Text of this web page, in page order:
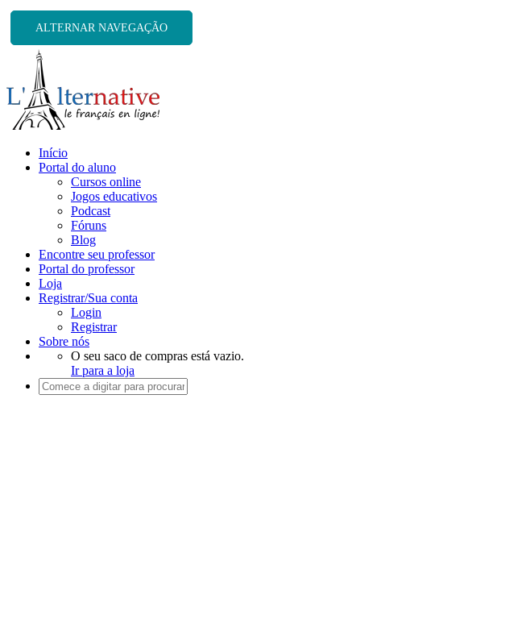
ALTERNAR NAVEGAÇÃO
Início
Portal do aluno
Cursos online
Jogos educativos
Podcast
Fóruns
Blog
Encontre seu professor
Portal do professor
Loja
Registrar/Sua conta
Login
Registrar
Sobre nós
O seu saco de compras está vazio.
Ir para a loja